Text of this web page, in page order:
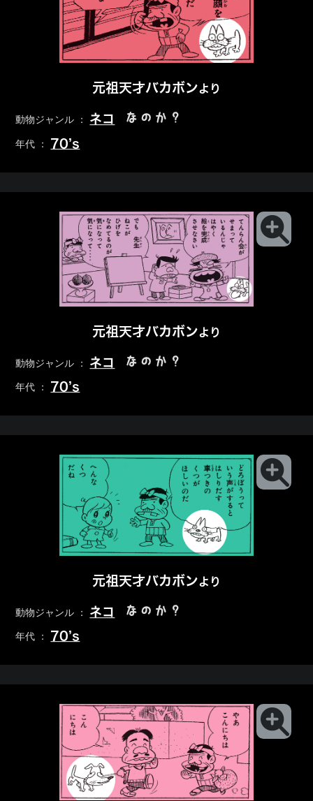
元祖天才バカボンより
動物ジャンル ： ネコ なのか？
年代 ： 70’s
元祖天才バカボンより
動物ジャンル ： ネコ なのか？
年代 ： 70’s
元祖天才バカボンより
動物ジャンル ： ネコ なのか？
年代 ： 70’s